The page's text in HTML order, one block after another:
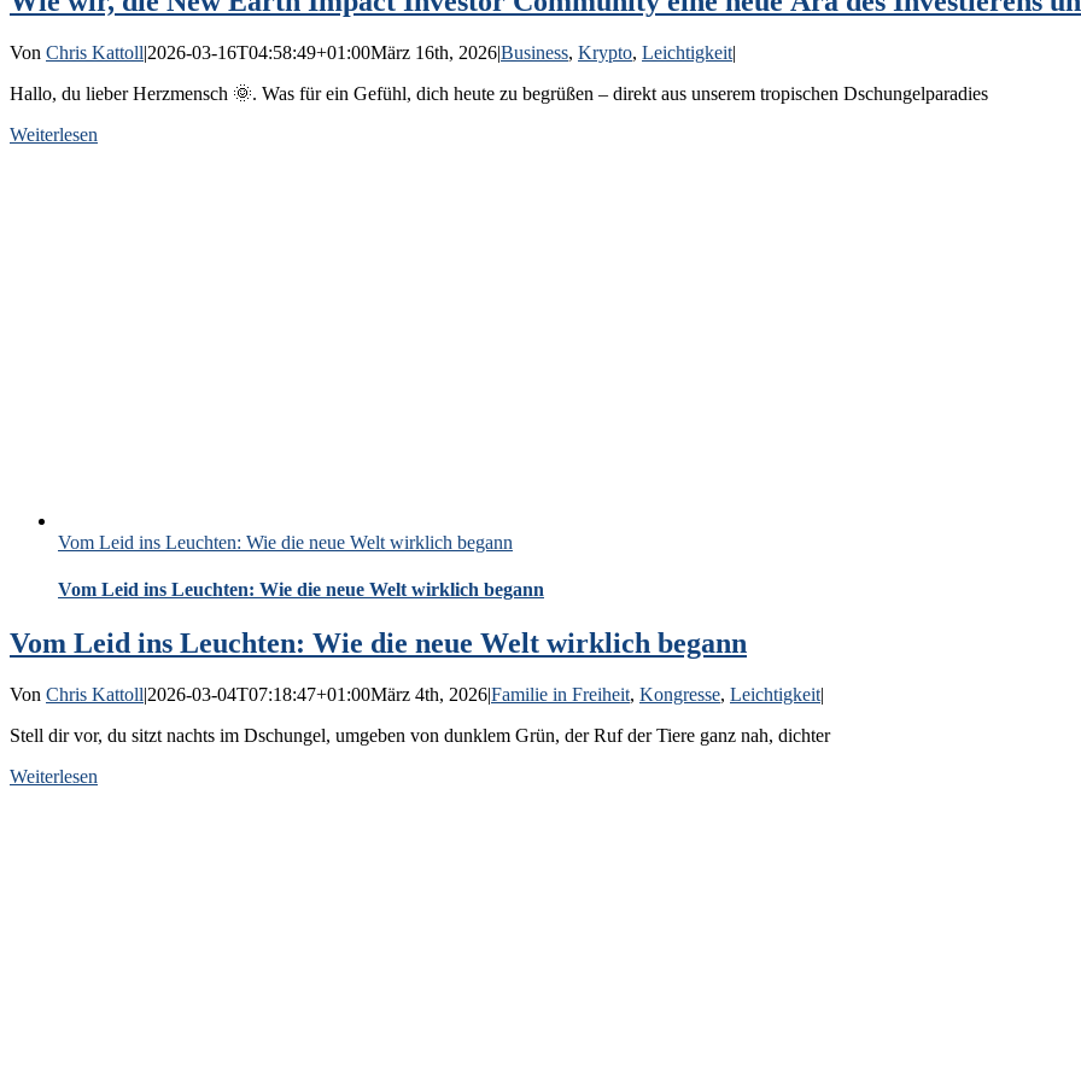
Von Chris Kattoll|2026-03-16T04:58:49+01:00März 16th, 2026|Business, Krypto, Leichtigkeit|
Hallo, du lieber Herzmensch 🌞. Was für ein Gefühl, dich heute zu begrüßen – direkt aus unserem tropischen Dschungelparadies
Weiterlesen
Vom Leid ins Leuchten: Wie die neue Welt wirklich begann
Vom Leid ins Leuchten: Wie die neue Welt wirklich begann
Vom Leid ins Leuchten: Wie die neue Welt wirklich begann
Von Chris Kattoll|2026-03-04T07:18:47+01:00März 4th, 2026|Familie in Freiheit, Kongresse, Leichtigkeit|
Stell dir vor, du sitzt nachts im Dschungel, umgeben von dunklem Grün, der Ruf der Tiere ganz nah, dichter
Weiterlesen